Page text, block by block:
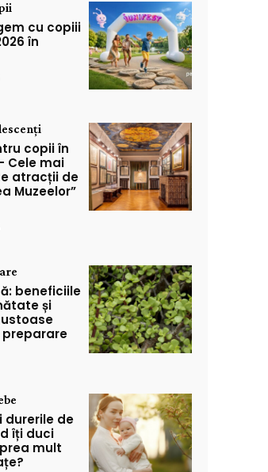
cu copiii
în
copii în
Cele mai
atracții de
Muzeelor”
beneficiile
și
durerile de
îți duci
mult